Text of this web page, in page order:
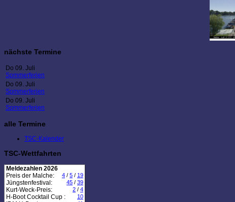
nächste Termine
Do 09. Juli
Sommerferien
Do 09. Juli
Sommerferien
Do 09. Juli
Sommerferien
alle Termine
TSC-Kalender
TSC-Wettfahrten
Meldezahlen 2026
Preis der Malche:
4 / 5 / 19
Jüngstenfestival: 45 / 39
Kurt-Weck-Preis: 2 / 4
H-Boot Cocktail Cup : 10